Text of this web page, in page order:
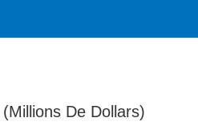
De Dollars)